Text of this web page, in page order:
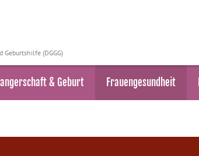
(DGGG)
& Geburt Frauengesundheit